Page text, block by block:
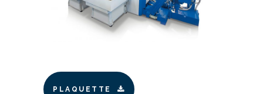
PLAQUETTE